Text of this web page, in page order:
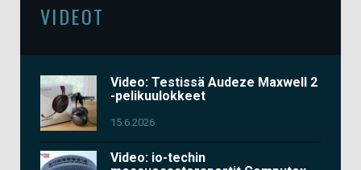
VIDEOT
Video: Testissä Audeze Maxwell 2
-pelikuulokkeet
15.6.2026
Video: io-techin